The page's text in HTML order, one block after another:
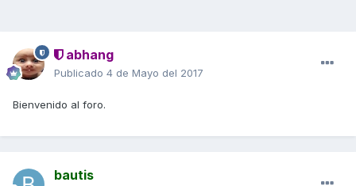
abhang
Publicado 4 de Mayo del 2017
Bienvenido al foro.
bautis